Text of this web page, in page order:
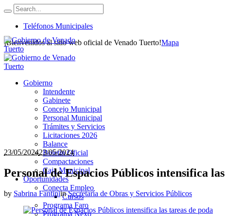
Teléfonos Municipales
¡Bienvenidos al sitio web oficial de Venado Tuerto!Mapa
Gobierno
Intendente
Gabinete
Concejo Municipal
Personal Municipal
Trámites y Servicios
Licitaciones 2026
Balance
Boletín Oficial
Compactaciones
Caja Municipal
Oportunidades
Conecta Empleo
Cursos
Programa Faro
Programa Nexo
23/05/202423/05/2024
Personal de Espacios Públicos intensifica
by Sabrina FantiniinSecretaría de Obras y Servicios Públicos